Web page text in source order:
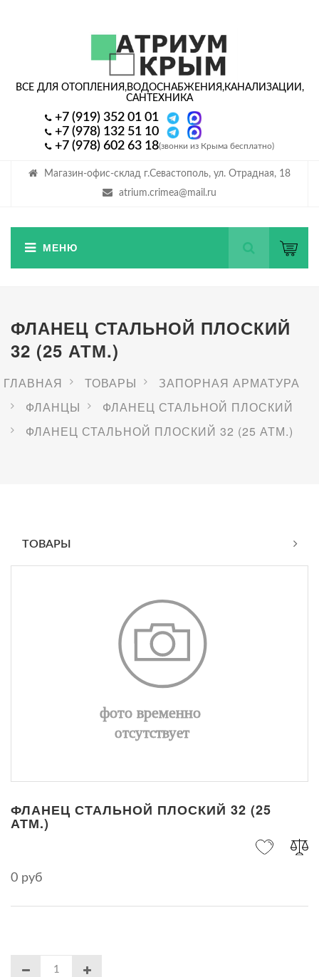
Магазин-офис-склад г.Севастополь, ул. Отрадная, 18
atrium.crimea@mail.ru
ВСЕ ДЛЯ ОТОПЛЕНИЯ,ВОДОСНАБЖЕНИЯ,КАНАЛИЗАЦИИ,
САНТЕХНИКА
+7 (919) 352 01 01
+7 (978) 132 51 10
+7 (978) 602 63 18(звонки из Крыма бесплатно)
ФЛАНЕЦ СТАЛЬНОЙ ПЛОСКИЙ
32 (25 АТМ.)
ГЛАВНАЯ ТОВАРЫ
ЗАПОРНАЯ АРМАТУРА
ФЛАНЦЫ
ФЛАНЕЦ СТАЛЬНОЙ ПЛОСКИЙ
ФЛАНЕЦ СТАЛЬНОЙ ПЛОСКИЙ 32 (25 АТМ.)
ТОВАРЫ
ФЛАНЕЦ СТАЛЬНОЙ ПЛОСКИЙ 32 (25
АТМ.)
0 руб